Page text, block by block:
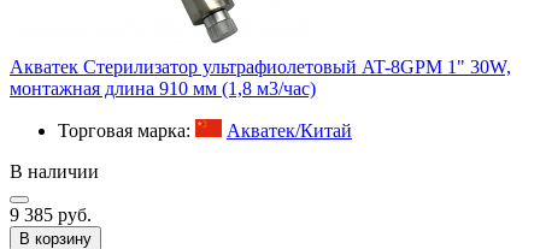
Акватек Стерилизатор ультрафиолетовый AT-8GPM 1" 30W,
монтажная длина 910 мм (1,8 м3/час)
Торговая марка:
Акватек/Китай
В наличии
9 385 руб.
В корзину